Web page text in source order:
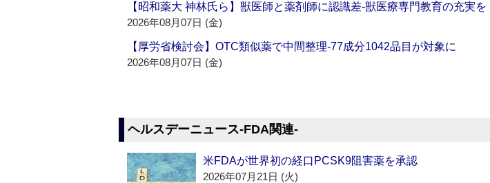
【昭和薬大 神林氏ら】獣医師と薬剤師に認識差‐獣医療専門教育の充実を
2026年08月07日 (金)
【厚労省検討会】OTC類似薬で中間整理‐77成分1042品目が対象に
2026年08月07日 (金)
ヘルスデーニュース‐FDA関連‐
米FDAが世界初の経口PCSK9阻害薬を承認
2026年07月21日 (火)